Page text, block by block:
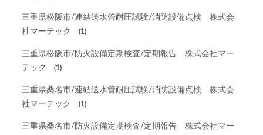
三重県松阪市/連結送水管耐圧試験/消防設備点検 株式会
社マーテック
(1)
三重県松阪市/防火設備定期検査/定期報告 株式会社マー
テック
(1)
三重県桑名市/連結送水管耐圧試験/消防設備点検 株式会
社マーテック
(1)
三重県桑名市/防火設備定期検査/定期報告 株式会社マー